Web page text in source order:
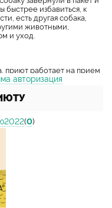
авторизация
(0)